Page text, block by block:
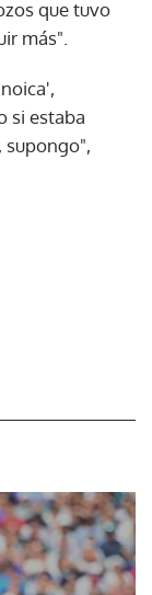
que tuvo
más".
si estaba
supongo",